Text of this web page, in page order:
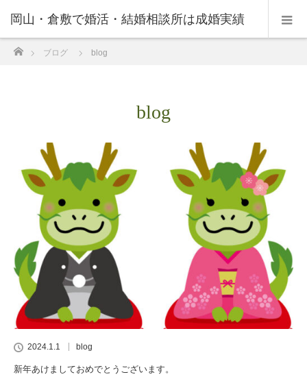
岡山・倉敷で婚活・結婚相談所は成婚実績
の豊富なNPO法人・和(なごみ)へ。
ブログ blog
blog
2024.1.1 blog
新年あけましておめでとうございます。